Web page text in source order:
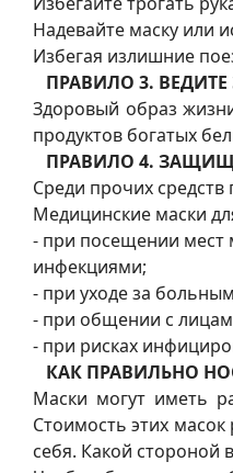
Надевайте маску или
Избегая излишние
ПРАВИЛО 3.
Здоровый образ
продуктов богатых
ПРАВИЛО 4.
Среди прочих
Медицинские маски
- при посещении мест
инфекциями;
- при уходе за
- при общении с
- при рисках
КАК ПРАВИЛЬНО
Маски могут иметь
Стоимость этих
себя. Какой стороной